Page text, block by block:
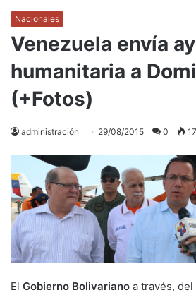
Nacionales
Venezuela envía
humanitaria a
(+Fotos)
administración 29/08/2015 0
El Gobierno Bolivariano a través, del